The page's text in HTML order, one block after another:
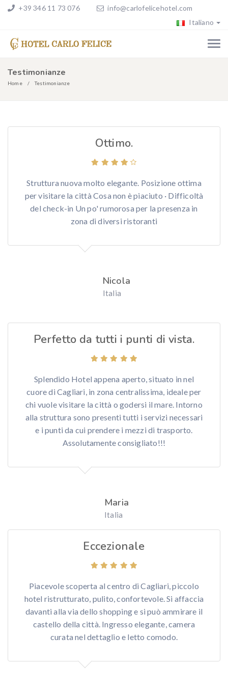
+39 346 11 73 076
info@carlofelicehotel.com
Italiano
Testimonianze
Home Testimonianze
Ottimo.
Struttura nuova molto elegante. Posizione ottima
per visitare la città Cosa non è piaciuto · Difficoltà
del check-in Un po' rumorosa per la presenza in
zona di diversi ristoranti
Nicola
Italia
Perfetto da tutti i punti di vista.
Splendido Hotel appena aperto, situato in nel
cuore di Cagliari, in zona centralissima, ideale per
chi vuole visitare la città o godersi il mare. Intorno
alla struttura sono presenti tutti i servizi necessari
e i punti da cui prendere i mezzi di trasporto.
Assolutamente consigliato!!!
Maria
Italia
Eccezionale
Piacevole scoperta al centro di Cagliari, piccolo
hotel ristrutturato, pulito, confortevole. Si affaccia
davanti alla via dello shopping e si può ammirare il
castello della città. Ingresso elegante, camera
curata nel dettaglio e letto comodo.